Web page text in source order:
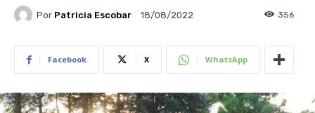
Por Patricia Escobar 18/08/2022 356
Facebook X WhatsApp